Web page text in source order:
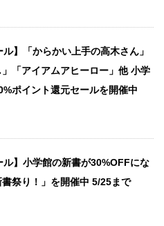
ル】「からかい上手の高木さん」
」「アイアムアヒーロー」他 小学
ポイント還元セールを開催中
ル】小学館の新書が30%OFFにな
祭り！」を開催中 5/25まで